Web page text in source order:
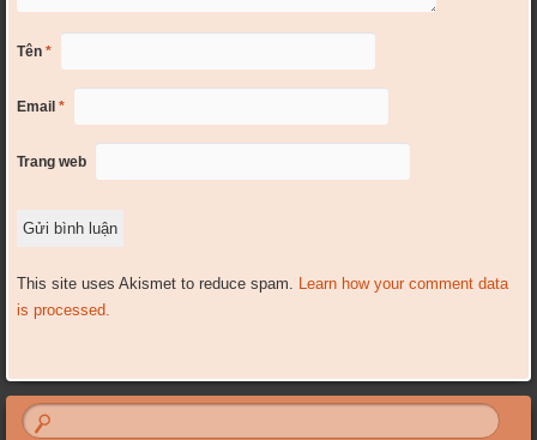
Tên *
Email *
Trang web
This site uses Akismet to reduce spam. Learn how your comment data
is processed.